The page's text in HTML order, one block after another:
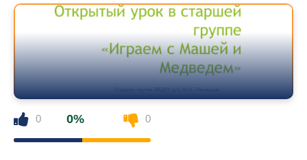
0 0% 0